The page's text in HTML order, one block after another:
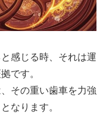
感じる時、それは運
です。
その重い歯車を力強
なります。